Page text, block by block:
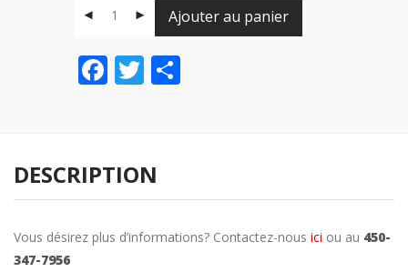
Ajouter au panier
Facebook
Twitter
Share
DESCRIPTION
Vous désirez plus d’informations? Contactez-nous ici ou au 450-
347-7956